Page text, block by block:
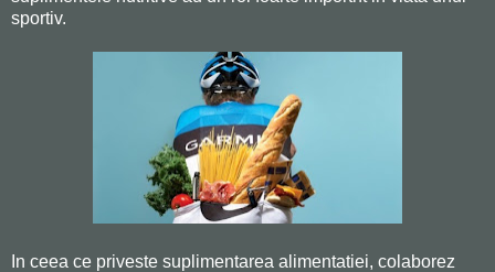
sportiv.
In ceea ce priveste suplimentarea alimentatiei, colaborez